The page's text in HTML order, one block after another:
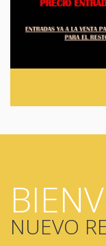
NUEVO